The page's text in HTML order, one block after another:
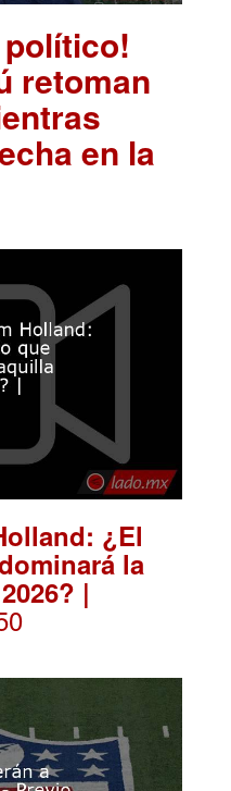
político!
retoman
en la
¿El
la
|